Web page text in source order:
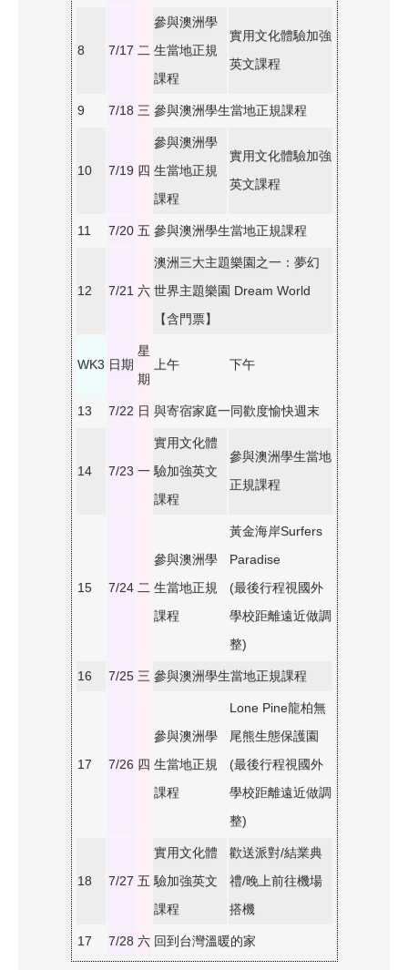
8 7/17 二
參與澳洲學
生當地正規
課程
實用文化體驗加強
英文課程
9 7/18 三 參與澳洲學生當地正規課程
10 7/19 四
參與澳洲學
生當地正規
課程
實用文化體驗加強
英文課程
11 7/20 五 參與澳洲學生當地正規課程
12 7/21 六
澳洲三大主題樂園之一：夢幻
世界主題樂園 Dream World
【含門票】
WK3 日期
星
期
上午 下午
13 7/22 日 與寄宿家庭一同歡度愉快週末
14 7/23 一
實用文化體
驗加強英文
課程
參與澳洲學生當地
正規課程
15 7/24 二
參與澳洲學
生當地正規
課程
黃金海岸Surfers
Paradise
(最後行程視國外
學校距離遠近做調
整)
16 7/25 三 參與澳洲學生當地正規課程
17 7/26 四
參與澳洲學
生當地正規
課程
Lone Pine龍柏無
尾熊生態保護園
(最後行程視國外
學校距離遠近做調
整)
18 7/27 五
實用文化體
驗加強英文
課程
歡送派對/結業典
禮/晚上前往機場
搭機
17 7/28 六 回到台灣溫暖的家